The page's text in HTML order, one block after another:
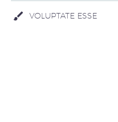
VOLUPTATE ESSE